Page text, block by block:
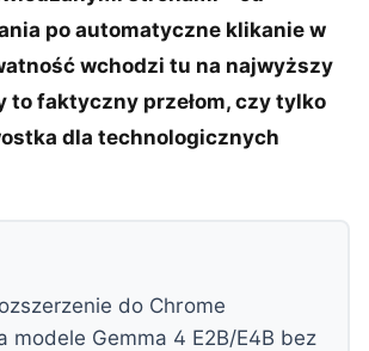
po automatyczne klikanie w
wchodzi tu na najwyższy
to faktyczny przełom, czy tylko
dla technologicznych
do Chrome
modele Gemma 4 E2B/E4B bez